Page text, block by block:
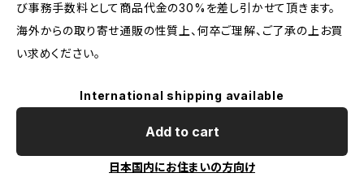
び事務手数料として商品代金の30%を差し引かせて頂きます。
海外からの取り寄せ通販の性質上、何卒ご理解、ご了承の上お買
い求めください。
International shipping available
Add to cart
日本国内にお住まいの方向け